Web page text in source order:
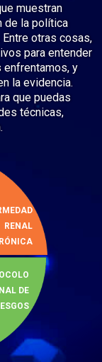
RENAL
DE
muestran
de la política
otras cosas,
para entender
enfrentamos, y
la evidencia.
que puedas
técnicas,